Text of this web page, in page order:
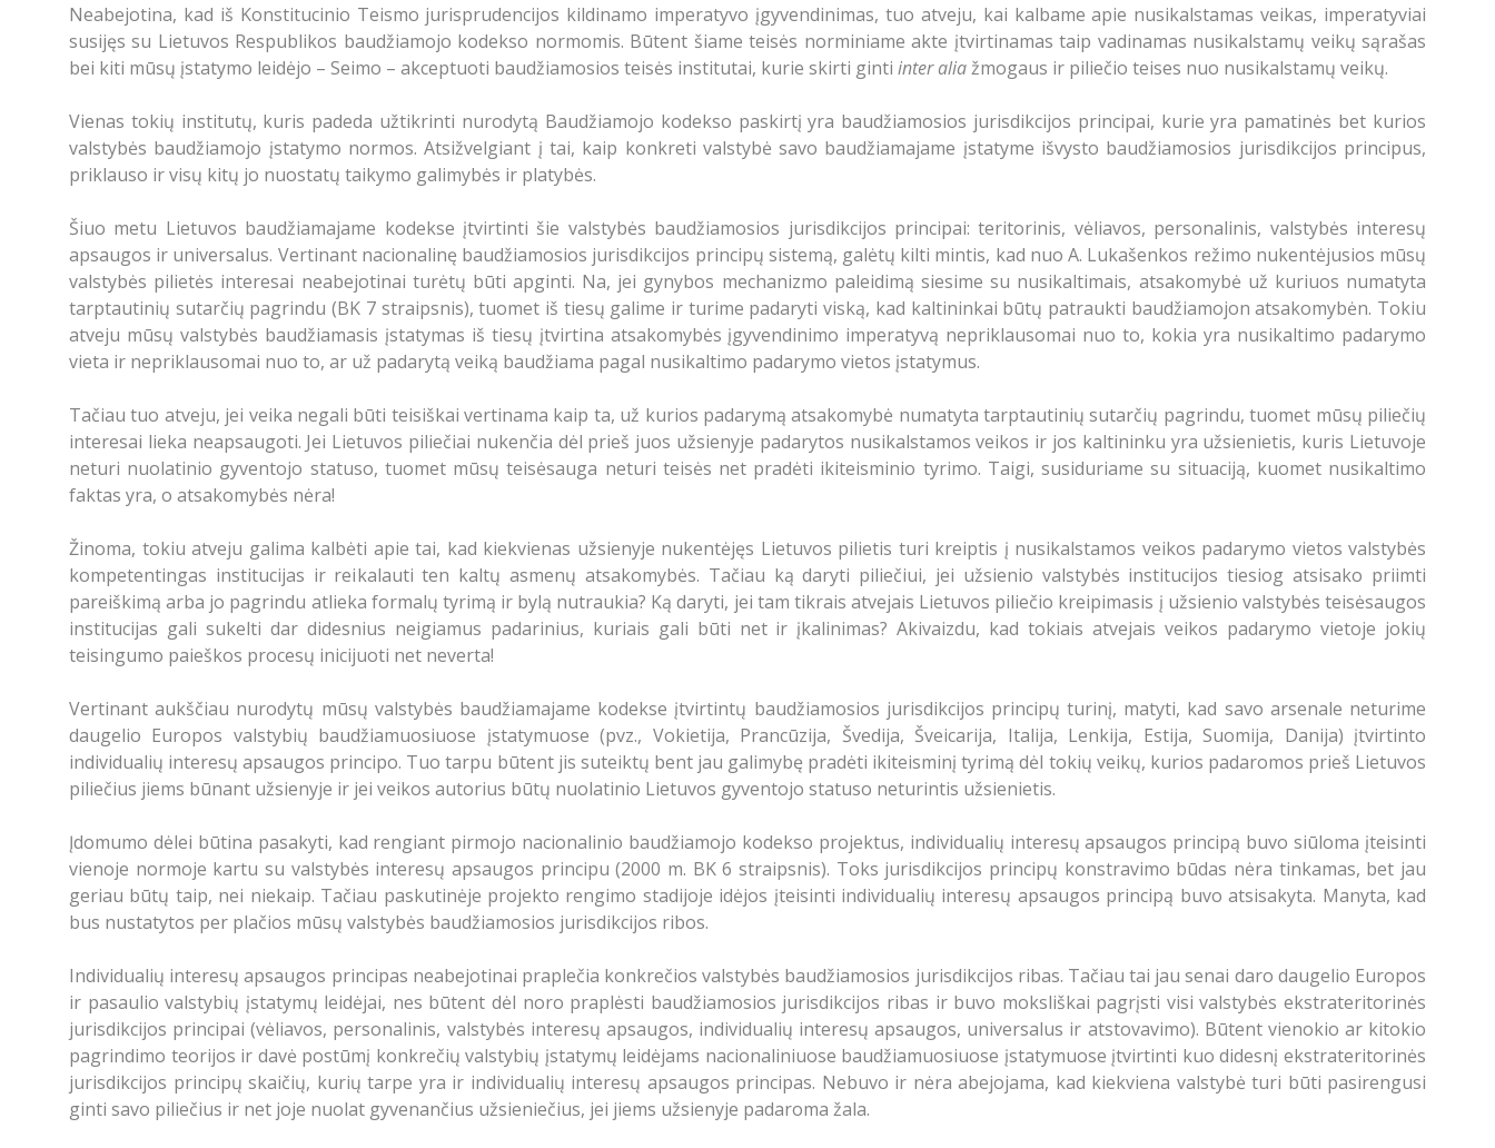
Neabejotina, kad iš Konstitucinio Teismo jurisprudencijos kildinamo imperatyvo įgyvendinimas, tuo atveju, kai kalbame apie nusikalstamas veikas, imperatyviai
susijęs su Lietuvos Respublikos baudžiamojo kodekso normomis. Būtent šiame teisės norminiame akte įtvirtinamas taip vadinamas nusikalstamų veikų sąrašas
bei kiti mūsų įstatymo leidėjo – Seimo – akceptuoti baudžiamosios teisės institutai, kurie skirti ginti inter aliažmogaus ir piliečio teises nuo nusikalstamų veikų.
Vienas tokių institutų, kuris padeda užtikrinti nurodytą Baudžiamojo kodekso paskirtį yra baudžiamosios jurisdikcijos principai, kurie yra pamatinės bet kurios
valstybės baudžiamojo įstatymo normos. Atsižvelgiant į tai, kaip konkreti valstybė savo baudžiamajame įstatyme išvysto baudžiamosios jurisdikcijos principus,
priklauso ir visų kitų jo nuostatų taikymo galimybės ir platybės.
Šiuo metu Lietuvos baudžiamajame kodekse įtvirtinti šie valstybės baudžiamosios jurisdikcijos principai: teritorinis, vėliavos, personalinis, valstybės interesų
apsaugos ir universalus. Vertinant nacionalinę baudžiamosios jurisdikcijos principų sistemą, galėtų kilti mintis, kad nuo A. Lukašenkos režimo nukentėjusios mūsų
valstybės pilietės interesai neabejotinai turėtų būti apginti. Na, jei gynybos mechanizmo paleidimą siesime su nusikaltimais, atsakomybė už kuriuos numatyta
tarptautinių sutarčių pagrindu (BK 7 straipsnis), tuomet iš tiesų galime ir turime padaryti viską, kad kaltininkai būtų patraukti baudžiamojon atsakomybėn. Tokiu
atveju mūsų valstybės baudžiamasis įstatymas iš tiesų įtvirtina atsakomybės įgyvendinimo imperatyvą nepriklausomai nuo to, kokia yra nusikaltimo padarymo
vieta ir nepriklausomai nuo to, ar už padarytą veiką baudžiama pagal nusikaltimo padarymo vietos įstatymus.
Tačiau tuo atveju, jei veika negali būti teisiškai vertinama kaip ta, už kurios padarymą atsakomybė numatyta tarptautinių sutarčių pagrindu, tuomet mūsų piliečių
interesai lieka neapsaugoti. Jei Lietuvos piliečiai nukenčia dėl prieš juos užsienyje padarytos nusikalstamos veikos ir jos kaltininku yra užsienietis, kuris Lietuvoje
neturi nuolatinio gyventojo statuso, tuomet mūsų teisėsauga neturi teisės net pradėti ikiteisminio tyrimo. Taigi, susiduriame su situaciją, kuomet nusikaltimo
faktas yra, o atsakomybės nėra!
Žinoma, tokiu atveju galima kalbėti apie tai, kad kiekvienas užsienyje nukentėjęs Lietuvos pilietis turi kreiptis į nusikalstamos veikos padarymo vietos valstybės
kompetentingas institucijas ir reikalauti ten kaltų asmenų atsakomybės. Tačiau ką daryti piliečiui, jei užsienio valstybės institucijos tiesiog atsisako priimti
pareiškimą arba jo pagrindu atlieka formalų tyrimą ir bylą nutraukia? Ką daryti, jei tam tikrais atvejais Lietuvos piliečio kreipimasis į užsienio valstybės teisėsaugos
institucijas gali sukelti dar didesnius neigiamus padarinius, kuriais gali būti net ir įkalinimas? Akivaizdu, kad tokiais atvejais veikos padarymo vietoje jokių
teisingumo paieškos procesų inicijuoti net neverta!
Vertinant aukščiau nurodytų mūsų valstybės baudžiamajame kodekse įtvirtintų baudžiamosios jurisdikcijos principų turinį, matyti, kad savo arsenale neturime
daugelio Europos valstybių baudžiamuosiuose įstatymuose (pvz., Vokietija, Prancūzija, Švedija, Šveicarija, Italija, Lenkija, Estija, Suomija, Danija) įtvirtinto
individualių interesų apsaugos principo. Tuo tarpu būtent jis suteiktų bent jau galimybę pradėti ikiteisminį tyrimą dėl tokių veikų, kurios padaromos prieš Lietuvos
piliečius jiems būnant užsienyje ir jei veikos autorius būtų nuolatinio Lietuvos gyventojo statuso neturintis užsienietis.
Įdomumo dėlei būtina pasakyti, kad rengiant pirmojo nacionalinio baudžiamojo kodekso projektus, individualių interesų apsaugos principą buvo siūloma įteisinti
vienoje normoje kartu su valstybės interesų apsaugos principu (2000 m. BK 6 straipsnis). Toks jurisdikcijos principų konstravimo būdas nėra tinkamas, bet jau
geriau būtų taip, nei niekaip. Tačiau paskutinėje projekto rengimo stadijoje idėjos įteisinti individualių interesų apsaugos principą buvo atsisakyta. Manyta, kad
bus nustatytos per plačios mūsų valstybės baudžiamosios jurisdikcijos ribos.
Individualių interesų apsaugos principas neabejotinai praplečia konkrečios valstybės baudžiamosios jurisdikcijos ribas. Tačiau tai jau senai daro daugelio Europos
ir pasaulio valstybių įstatymų leidėjai, nes būtent dėl noro praplėsti baudžiamosios jurisdikcijos ribas ir buvo moksliškai pagrįsti visi valstybės ekstrateritorinės
jurisdikcijos principai (vėliavos, personalinis, valstybės interesų apsaugos, individualių interesų apsaugos, universalus ir atstovavimo). Būtent vienokio ar kitokio
pagrindimo teorijos ir davė postūmį konkrečių valstybių įstatymų leidėjams nacionaliniuose baudžiamuosiuose įstatymuose įtvirtinti kuo didesnį ekstrateritorinės
jurisdikcijos principų skaičių, kurių tarpe yra ir individualių interesų apsaugos principas. Nebuvo ir nėra abejojama, kad kiekviena valstybė turi būti pasirengusi
ginti savo piliečius ir net joje nuolat gyvenančius užsieniečius, jei jiems užsienyje padaroma žala.